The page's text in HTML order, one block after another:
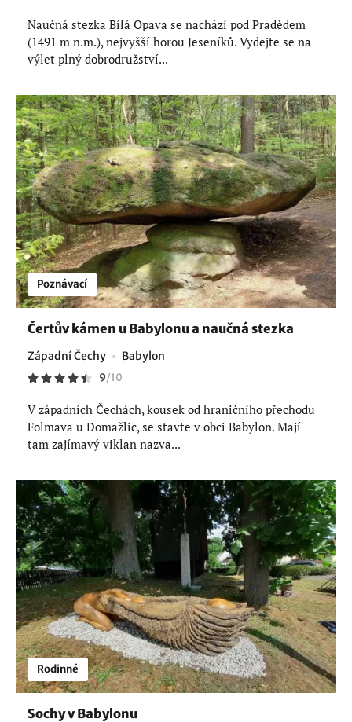
Naučná stezka Bílá Opava se nachází pod Pradědem
(1491 m n.m.), nejvyšší horou Jeseníků. Vydejte se na
výlet plný dobrodružství...
Poznávací
Čertův kámen u Babylonu a naučná stezka
Západní Čechy Babylon
9/10
V západních Čechách, kousek od hraničního přechodu
Folmava u Domažlic, se stavte v obci Babylon. Mají
tam zajímavý viklan nazva...
Rodinné
Sochy v Babylonu